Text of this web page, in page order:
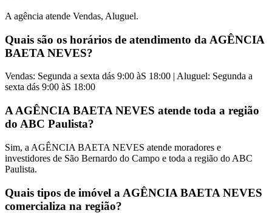
A agência atende Vendas, Aluguel.
Quais são os horários de atendimento da ​AGÊNCIA
BAETA NEVES?
Vendas: Segunda a sexta dás 9:00 àS 18:00 | Aluguel: Segunda a
sexta dás 9:00 àS 18:00
A ​AGÊNCIA BAETA NEVES atende toda a região
do ABC Paulista?
Sim, a ​AGÊNCIA BAETA NEVES atende moradores e
investidores de São Bernardo do Campo e toda a região do ABC
Paulista.
Quais tipos de imóvel a ​AGÊNCIA BAETA NEVES
comercializa na região?